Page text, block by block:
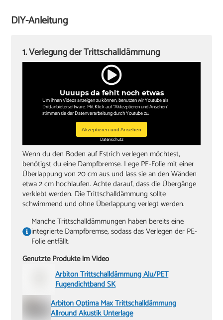
Cuttermesser
Zollstock
DIY-Anleitung
Uuuups da fehlt noch etwas
Um ihnen Videos anzeigen zu können, benutzen wir Youtube als
Drittanbietersoftware. Mit Klick auf "Aktezptieren und Ansehen"
stimmen sie der Datenverarbeitung durch Youtube zu.
Akzeptieren und Ansehen
Datenschutz
1. Verlegung der Trittschalldämmung
Wenn du den Boden auf Estrich verlegen möchtest,
benötigst du eine Dampfbremse. Lege PE-Folie mit einer
Überlappung von 20 cm aus und lass sie an den Wänden
etwa 2 cm hochlaufen. Achte darauf, dass die Übergänge
verklebt werden. Die Trittschalldämmung sollte
schwimmend und ohne Überlappung verlegt werden.
Manche Trittschalldämmungen haben bereits eine
integrierte Dampfbremse, sodass das Verlegen der PE-
Folie entfällt.
Genutzte Produkte im Video
Arbiton Trittschalldämmung Alu/PET
Fugendichtband SK
Arbiton Optima Max Trittschalldämmung
Allround Akustik Unterlage